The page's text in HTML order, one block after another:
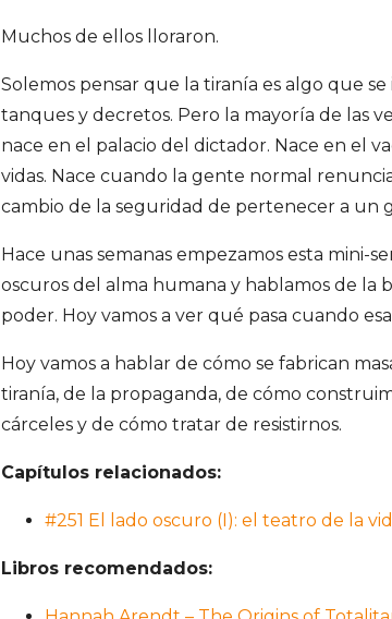
Muchos de ellos lloraron.
Solemos pensar que la tiranía es algo que
tanques y decretos. Pero la mayoría de las
nace en el palacio del dictador. Nace en el
vidas. Nace cuando la gente normal
cambio de la seguridad de pertenecer a un
Hace unas semanas empezamos esta mini-
oscuros del alma humana y hablamos de la
poder. Hoy vamos a ver qué pasa cuando
Hoy vamos a hablar de cómo se fabrican
tiranía, de la propaganda, de cómo
cárceles y de cómo tratar de resistirnos.
Capítulos relacionados:
#251 El lado oscuro (I): el teatro de la
Libros recomendados: